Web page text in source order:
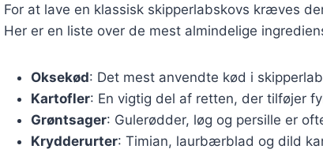
For at lave en klassisk skipperlabskovs kræves
Her er en liste over de mest almindelige
Oksekød: Det mest anvendte kød i
Kartofler: En vigtig del af retten, der tilføjer
Grøntsager: Gulerødder, løg og persille er
Krydderurter: Timian, laurbærblad og dild